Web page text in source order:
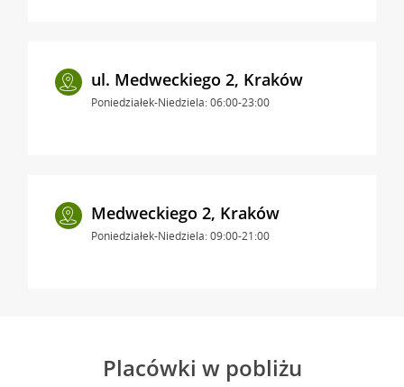
ul. Medweckiego 2, Kraków
Poniedziałek-Niedziela: 06:00-23:00
Medweckiego 2, Kraków
Poniedziałek-Niedziela: 09:00-21:00
Placówki w pobliżu